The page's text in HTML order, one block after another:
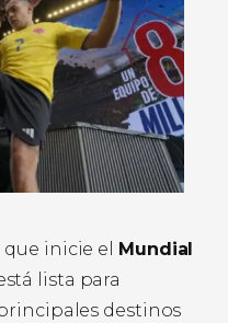
inicie el
Mundial
lista para
destinos